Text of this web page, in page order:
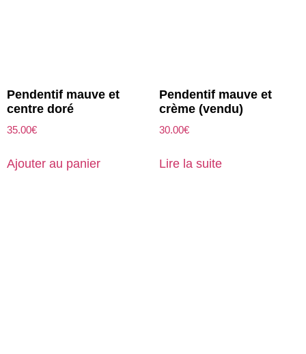
Pendentif mauve et
centre doré
35.00€
Ajouter au panier
Pendentif mauve et
crème (vendu)
30.00€
Lire la suite